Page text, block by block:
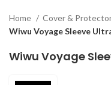
Home Cover &
Wiwu Voyage Sleeve
Wiwu Voyage